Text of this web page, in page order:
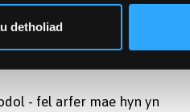
detholiad
- fel arfer mae hyn yn